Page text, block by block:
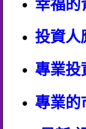
幸福的
投資人
專業投
專業的